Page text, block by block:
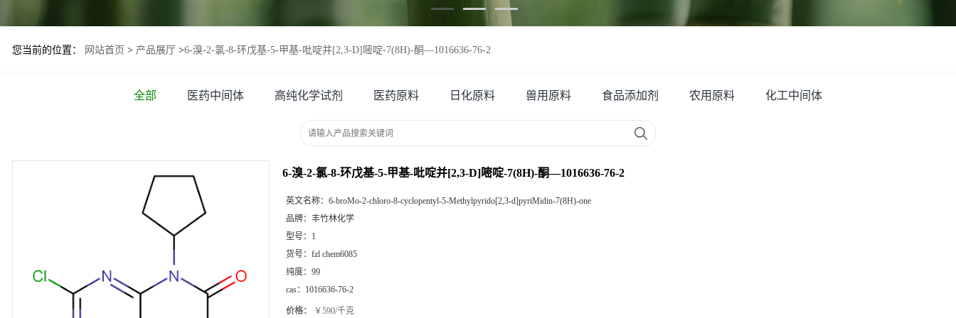
您当前的位置： 网站首页 > 产品展厅 >6-溴-2-氯-8-环戊基-5-甲基-吡啶并[2,3-D]嘧啶-7(8H)-酮—1016636-76-2
全部 医药中间体 高纯化学试剂 医药原料 日化原料 兽用原料 食品添加剂 农用原料 化工中间体
6-溴-2-氯-8-环戊基-5-甲基-吡啶并[2,3-D]嘧啶-7(8H)-酮—1016636-76-2
英文名称： 6-broMo-2-chloro-8-cyclopentyl-5-Methylpyrido[2,3-d]pyriMidin-7(8H)-one
品牌： 丰竹林化学
型号： 1
货号： fzl chem6085
纯度： 99
cas： 1016636-76-2
价格： ￥590/千克